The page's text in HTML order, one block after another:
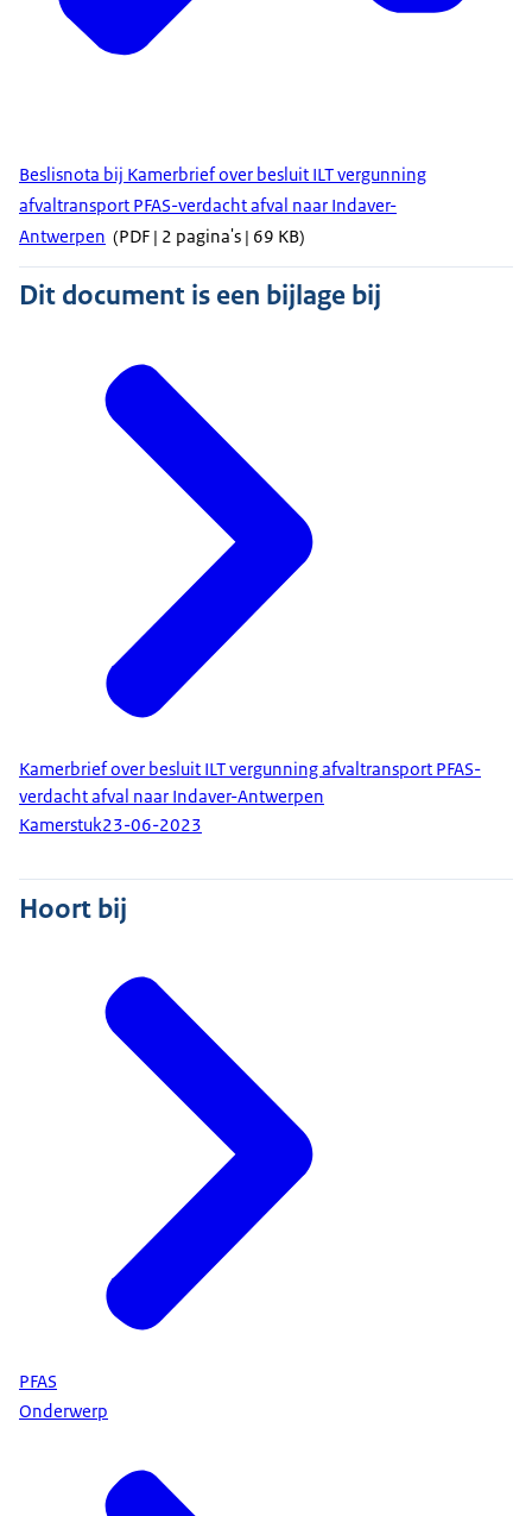
Beslisnota bij Kamerbrief over besluit ILT vergunning
afvaltransport PFAS-verdacht afval naar Indaver-
Antwerpen (PDF | 2 pagina's | 69 KB)
Dit document is een bijlage bij
Kamerbrief over besluit ILT vergunning afvaltransport PFAS-
verdacht afval naar Indaver-Antwerpen
Kamerstuk23-06-2023
Hoort bij
PFAS
Onderwerp